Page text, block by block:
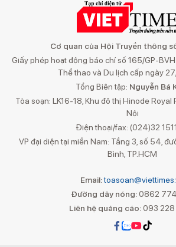
Cơ quan của Hội Truyền thông
Giấy phép hoạt động báo chí số 165/GP-
Thể thao và Du lịch cấp ngày
Tổng Biên tập: Nguyễn Bá
Tòa soạn: LK16-18, Khu đô thị Hinode Royal
Nội
Điện thoại/fax: (024)32
VP đại diện tại miền Nam: Tầng 3, số 54,
Bình, TP.HCM
Email:
Đường dây nóng: 0862
Liên hệ quảng cáo:093 228